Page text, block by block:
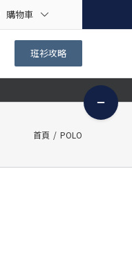
購物車
班衫攻略
Toggle
Sliding
Bar
首頁 / POLO